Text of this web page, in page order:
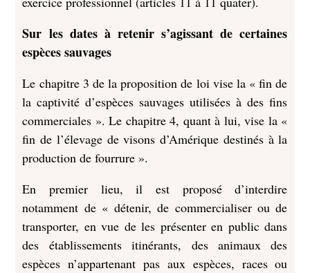
Sur les dates à retenir s’agissant de certaines
espèces sauvages
Le chapitre 3 de la proposition de loi vise la « fin de
la captivité d’espèces sauvages utilisées à des fins
commerciales ». Le chapitre 4, quant à lui, vise la «
fin de l’élevage de visons d’Amérique destinés à la
production de fourrure ».
En premier lieu, il est proposé d’interdire
notamment de « détenir, de commercialiser ou de
transporter, en vue de les présenter en public dans
des établissements itinérants, des animaux des
espèces n’appartenant pas aux espèces, races ou